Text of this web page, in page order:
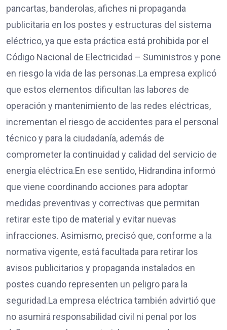
pancartas, banderolas, afiches ni propaganda
publicitaria en los postes y estructuras del sistema
eléctrico, ya que esta práctica está prohibida por el
Código Nacional de Electricidad – Suministros y pone
en riesgo la vida de las personas.La empresa explicó
que estos elementos dificultan las labores de
operación y mantenimiento de las redes eléctricas,
incrementan el riesgo de accidentes para el personal
técnico y para la ciudadanía, además de
comprometer la continuidad y calidad del servicio de
energía eléctrica.En ese sentido, Hidrandina informó
que viene coordinando acciones para adoptar
medidas preventivas y correctivas que permitan
retirar este tipo de material y evitar nuevas
infracciones. Asimismo, precisó que, conforme a la
normativa vigente, está facultada para retirar los
avisos publicitarios y propaganda instalados en
postes cuando representen un peligro para la
seguridad.La empresa eléctrica también advirtió que
no asumirá responsabilidad civil ni penal por los